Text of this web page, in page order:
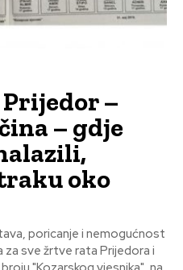
Prijedor –
– gdje
oko
poricanje i nemogućnost
sve žrtve rata Prijedora i